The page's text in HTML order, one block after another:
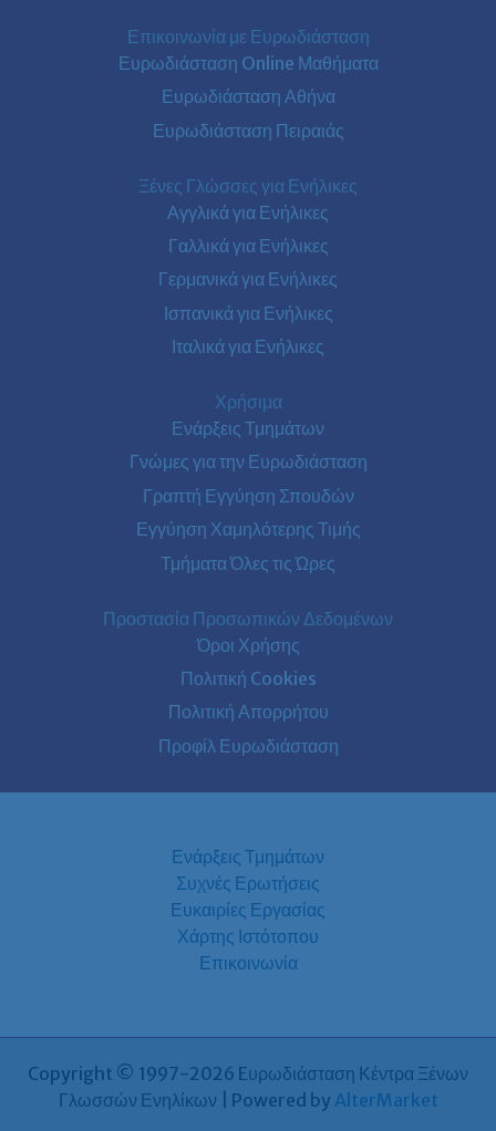
Επικοινωνία με Ευρωδιάσταση
Ευρωδιάσταση Online Μαθήματα
Ευρωδιάσταση Αθήνα
Ευρωδιάσταση Πειραιάς
Ξένες Γλώσσες για Ενήλικες
Αγγλικά για Ενήλικες
Γαλλικά για Ενήλικες
Γερμανικά για Ενήλικες
Ισπανικά για Ενήλικες
Ιταλικά για Ενήλικες
Χρήσιμα
Ενάρξεις Τμημάτων
Γνώμες για την Ευρωδιάσταση
Γραπτή Εγγύηση Σπουδών
Εγγύηση Χαμηλότερης Τιμής
Τμήματα Όλες τις Ώρες
Προστασία Προσωπικών Δεδομένων
Όροι Χρήσης
Πολιτική Cookies
Πολιτική Απορρήτου
Προφίλ Ευρωδιάσταση
Ενάρξεις Τμημάτων
Συχνές Ερωτήσεις
Ευκαιρίες Εργασίας
Χάρτης Ιστότοπου
Επικοινωνία
Copyright © 1997-2026 Eυρωδιάσταση Κέντρα Ξένων
Γλωσσών Ενηλίκων | Powered by AlterMarket